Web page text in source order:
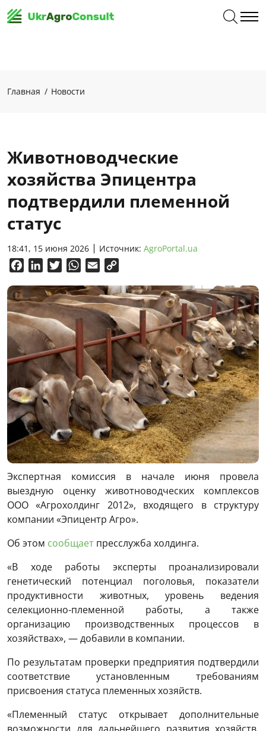
Главная Новости
Животноводческие
хозяйства Эпицентра
подтвердили племенной
статус
18:41, 15 июня 2026 Источник: AgroPortal.ua
FacebookLinkedInTwitterWhatsApp
Email
Экспертная комиссия в начале июня провела
выездную оценку животноводческих комплексов
ООО «Агрохолдинг 2012», входящего в структуру
компании «Эпицентр Агро».
Об этом сообщает пресслужба холдинга.
«В ходе работы эксперты проанализировали
генетический потенциал поголовья, показатели
продуктивности животных, уровень ведения
селекционно-племенной работы, а также
организацию производственных процессов в
хозяйствах», — добавили в компании.
По результатам проверки предприятия подтвердили
соответствие установленным требованиям
присвоения статуса племенных хозяйств.
«Племенный статус открывает дополнительные